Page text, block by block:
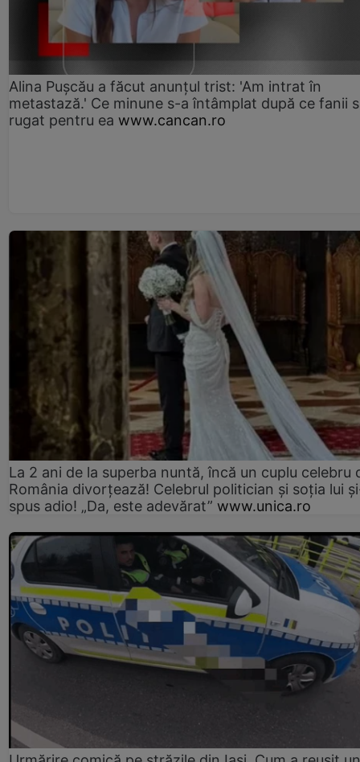
Alina Pușcău a făcut anunțul trist: 'Am intrat în
metastază.' Ce minune s-a întâmplat după ce fanii
rugat pentru ea www.cancan.ro
La 2 ani de la superba nuntă, încă un cuplu celebru
România divorțează! Celebrul politician și soția lui
spus adio! „Da, este adevărat” www.unica.ro